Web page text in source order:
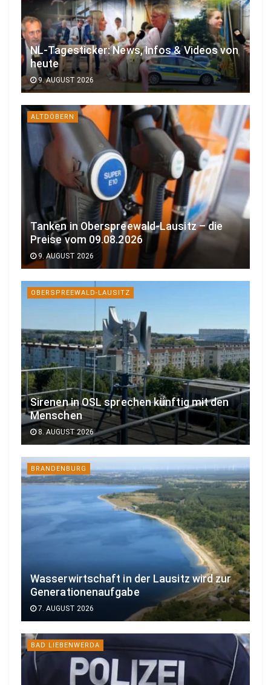
NL-Tagesticker: News, Infos & Videos von
heute
9. AUGUST 2026
ALTDÖBERN
Tanken in Oberspreewald-Lausitz – die
Preise vom 09.08.2026
9. AUGUST 2026
OBERSPREEWALD-LAUSITZ
Sirenen in OSL sprechen künftig mit den
Menschen
8. AUGUST 2026
BRANDENBURG
Wasserwirtschaft in der Lausitz wird zur
Generationenaufgabe
7. AUGUST 2026
BAD LIEBENWERDA